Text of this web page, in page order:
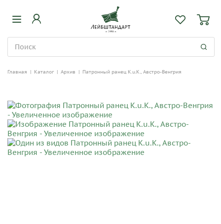
Главная | Каталог | Архив | Патронный ранец K.u.K., Австро-Венгрия